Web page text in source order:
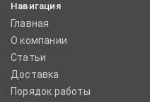
Навигация
Главная
О компании
Статьи
Доставка
Порядок работы